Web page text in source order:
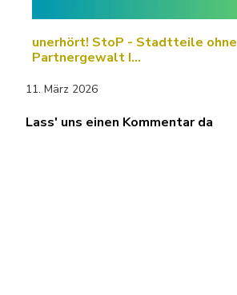
unerhört! StoP - Stadtteile ohne
Partnergewalt I…
11. März 2026
Lass' uns einen Kommentar da